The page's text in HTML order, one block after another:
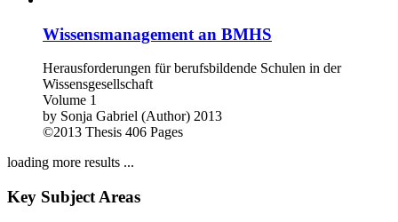
Wissensmanagement an BMHS
Herausforderungen für berufsbildende Schulen in der
Wissensgesellschaft
Volume 1
by Sonja Gabriel (Author) 2013
©2013 Thesis 406 Pages
loading more results ...
Key Subject Areas